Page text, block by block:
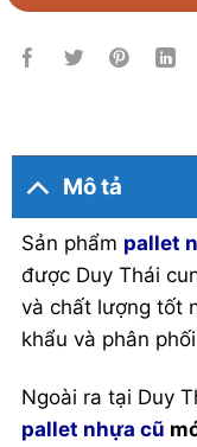
Mô tả
Sản phẩm pallet
được Duy Thái
và chất lượng tốt
khẩu và phân
Ngoài ra tại Duy
pallet nhựa cũ